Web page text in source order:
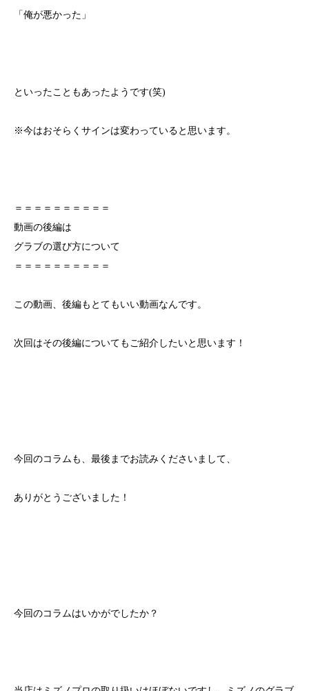
「俺が悪かった」
といったこともあったようです(笑)
※今はおそらくサインは変わっていると思います。
＝＝＝＝＝＝＝＝＝＝
動画の後編は
グラブの選び方について
＝＝＝＝＝＝＝＝＝＝
この動画、後編もとてもいい動画なんです。
次回はその後編についてもご紹介したいと思います！
今回のコラムも、最後までお読みくださいまして、
ありがとうございました！
今回のコラムはいかがでしたか？